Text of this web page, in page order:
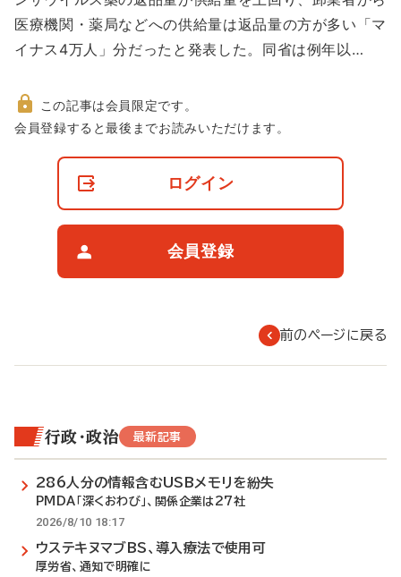
動
医療機関・薬局などへの供給量は返品量の方が多い「マ
イナス4万人」分だったと発表した。同省は例年以…
非
この記事は会員限定です。
会員登録すると最後までお読みいただけます。
ログイン
会員登録
前のページに戻る
行政・政治 最新記事
286人分の情報含むUSBメモリを紛失
PMDA「深くおわび」、関係企業は27社
2026/8/10 18:17
ウステキヌマブBS、導入療法で使用可
厚労省、通知で明確に